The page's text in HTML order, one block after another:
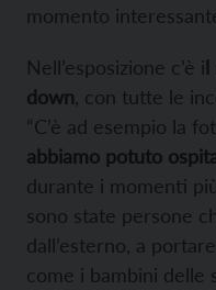
momento
Nell’esposizione c’è il
down , con tutte le
“C’è ad esempio la
abbiamo potuto
durante i momenti
sono state persone
dall’esterno, a
come i bambini delle